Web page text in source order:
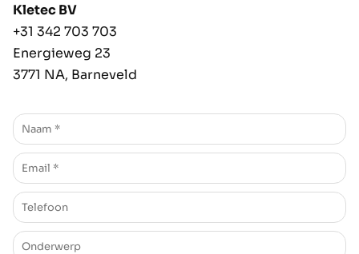
Kletec BV
+31 342 703 703
Energieweg 23
3771 NA, Barneveld